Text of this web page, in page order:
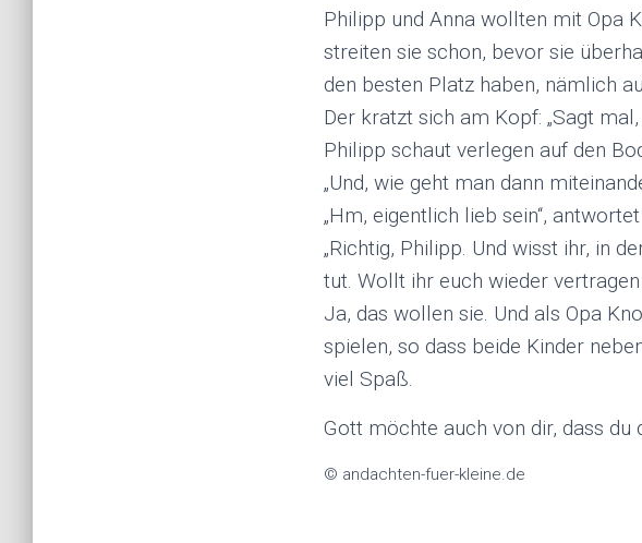
Philipp und Anna wollten mit Opa
streiten sie schon, bevor sie
den besten Platz haben, nämlich
Der kratzt sich am Kopf: „Sagt
Philipp schaut verlegen auf den
„Und, wie geht man dann
„Hm, eigentlich lieb sein“,
„Richtig, Philipp. Und wisst ihr, in
tut. Wollt ihr euch wieder
Ja, das wollen sie. Und als Opa
spielen, so dass beide Kinder
viel Spaß.
Gott möchte auch von dir, dass du
© andachten-fuer-kleine.de